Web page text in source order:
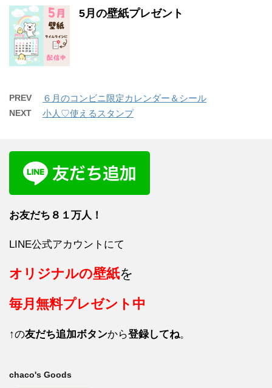
5月の壁紙プレゼント
PREV ６月のコンビニ限定カレンダー＆シール
NEXT 小人♡使えるスタンプ
お友だち８１万人！
LINE公式アカウントにて
オリジナルの壁紙を
毎月 無料プレゼント中
↑の友だち追加ボタンから登録してね。
chaco's Goods